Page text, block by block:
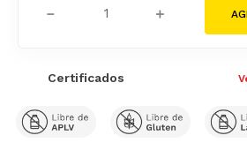
＋
－
Certificados